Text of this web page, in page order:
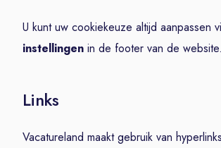
U kunt uw cookiekeuze altijd aanpassen
instellingen in de footer van de website.
Links
Vacatureland maakt gebruik van